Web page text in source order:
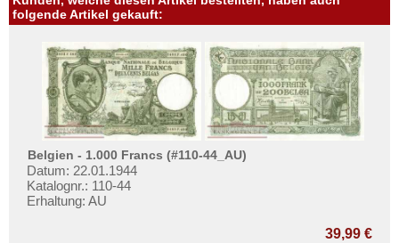
Liefer- und Versandkosten
AGB
Impressum
folgende Artikel gekauft:
Belgien - 1.000 Francs (#110-44_AU)
Datum: 22.01.1944
Katalognr.: 110-44
Erhaltung: AU
39,99 €